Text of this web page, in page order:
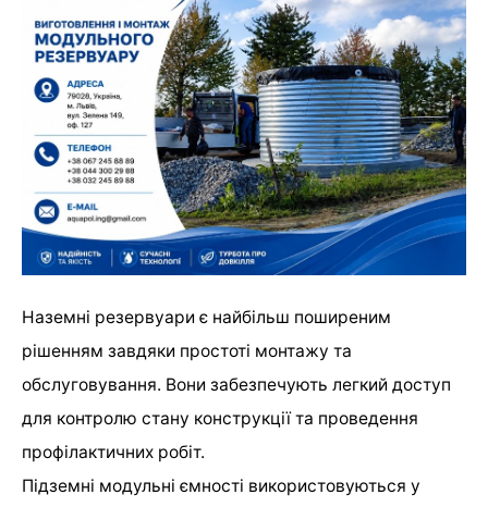
Наземні резервуари є найбільш поширеним
рішенням завдяки простоті монтажу та
обслуговування. Вони забезпечують легкий доступ
для контролю стану конструкції та проведення
профілактичних робіт.
Підземні модульні ємності використовуються у